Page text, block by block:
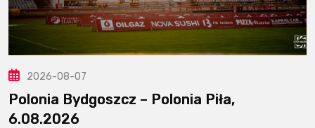
2026-08-07
Polonia Bydgoszcz – Polonia Piła,
6.08.2026